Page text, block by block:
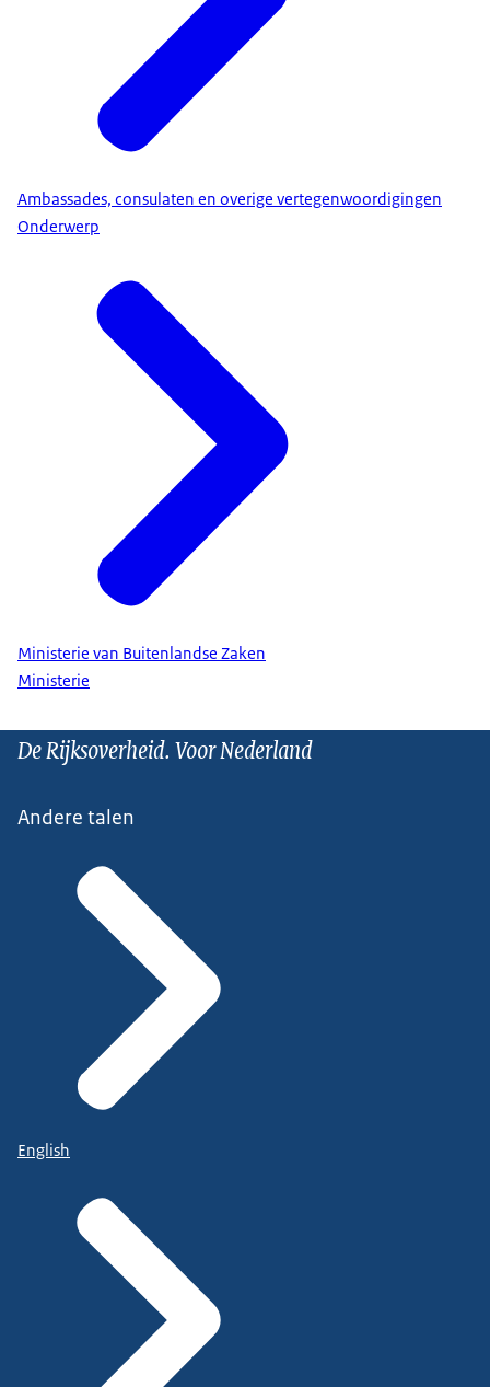
Ambassades, consulaten en overige vertegenwoordigingen
Onderwerp
Ministerie van Buitenlandse Zaken
Ministerie
De Rijksoverheid. Voor Nederland
Andere talen
English